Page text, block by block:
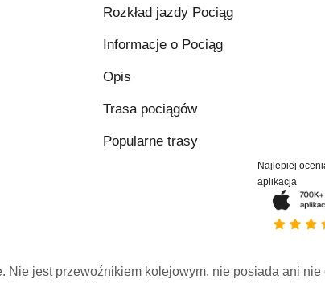
Rozkład jazdy Pociąg
Informacje o Pociąg
Opis
Trasa pociągów
Popularne trasy
Najlepiej
aplikacja
jest przewoźnikiem kolejowym, nie posiada ani
9.2 / 10 na